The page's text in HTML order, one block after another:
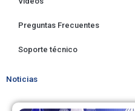
Preguntas Frecuentes
Soporte técnico
Noticias